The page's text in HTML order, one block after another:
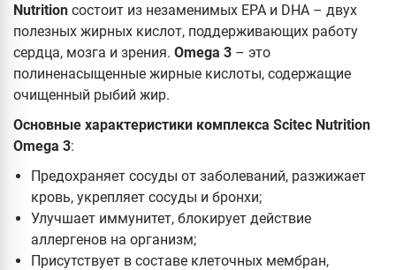
Nutrition состоит из незаменимых EPA и DHA – двух
полезных жирных кислот, поддерживающих работу
сердца, мозга и зрения. Omega 3 – это
полиненасыщенные жирные кислоты, содержащие
очищенный рыбий жир.
Основные характеристики комплекса Scitec Nutrition
Omega 3:
Предохраняет сосуды от заболеваний, разжижает
кровь, укрепляет сосуды и бронхи;
Улучшает иммунитет, блокирует действие
аллергенов на организм;
Присутствует в составе клеточных мембран,